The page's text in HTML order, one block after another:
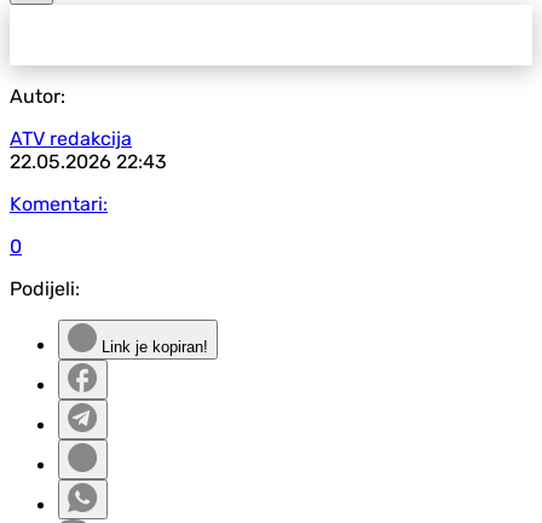
Autor:
ATV redakcija
22.05.2026 22:43
Komentari:
0
Podijeli:
Link je kopiran!